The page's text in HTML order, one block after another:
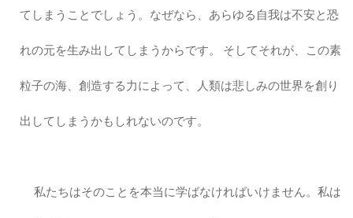
てしまうことでしょう。なぜなら、あらゆる自我は不安と恐
れの元を生み出してしまうからです。 そしてそれが、この素
粒子の海、創造する力によって、人類は悲しみの世界を創り
出してしまうかもしれないのです。
私たちはそのことを本当に学ばなければいけません。私は